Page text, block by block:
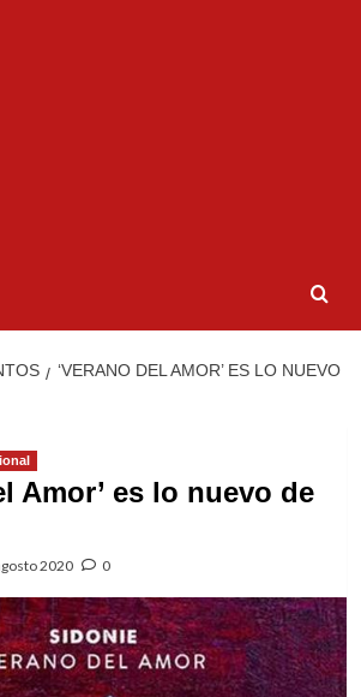
‘VERANO DEL AMOR’ ES LO NUEVO
Amor’ es lo nuevo de
2020 0